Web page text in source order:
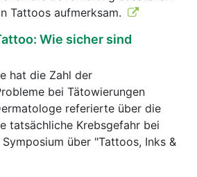
Tattoos aufmerksam.
Wie sicher sind
hat die Zahl der
bei Tätowierungen
referierte über die
tatsächliche Krebsgefahr bei
über "Tattoos, Inks &